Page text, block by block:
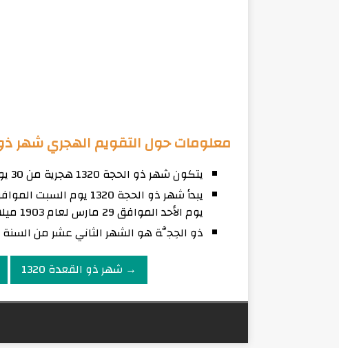
معلومات حول التقويم الهجري شهر ذو
يتكون شهر ذو الحجة 1320 هجرية من 30 يوم
يوم الأحد الموافق 29 مارس لعام 1903 ميلادي.
ذو الحِجَّة هو الشهر الثاني عشر من السنة
→ شهر ذو القعدة 1320